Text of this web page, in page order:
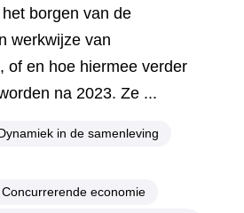
borgen van de
werkwijze van
of en hoe hiermee verder
na 2023. Ze ...
in de samenleving
economie